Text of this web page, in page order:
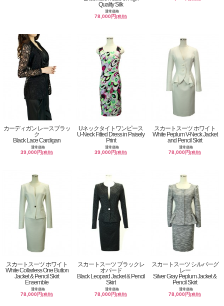
Quality Silk
通常価格
78,000円(税別)
カーディガン レースブラッ
ク
Black Lace Cardigan
通常価格
39,000円(税別)
Uネックタイトワンピース
U-Neck Fitted Dress in Paisely
Print
通常価格
39,000円(税別)
スカートスーツ ホワイト
White Peplum V-Neck Jacket
and Pencil Skirt
通常価格
78,000円(税別)
スカートスーツ ホワイト
White Collarless One Button
Jacket & Pencil Skirt
Ensemble
通常価格
78,000円(税別)
スカートスーツ ブラックレ
オパード
Black Leopard Jacket & Pencil
Skirt
通常価格
78,000円(税別)
スカートスーツ シルバーグ
レー
Silver Gray Peplum Jacket &
Pencil Skirt
通常価格
78,000円(税別)